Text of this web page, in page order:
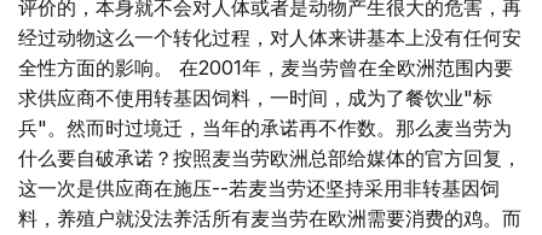
评价的，本身就不会对人体或者是动物产生很大的危害，再
经过动物这么一个转化过程，对人体来讲基本上没有任何安
全性方面的影响。 在2001年，麦当劳曾在全欧洲范围内要
求供应商不使用转基因饲料，一时间，成为了餐饮业"标
兵"。然而时过境迁，当年的承诺再不作数。那么麦当劳为
什么要自破承诺？按照麦当劳欧洲总部给媒体的官方回复，
这一次是供应商在施压--若麦当劳还坚持采用非转基因饲
料，养殖户就没法养活所有麦当劳在欧洲需要消费的鸡。而